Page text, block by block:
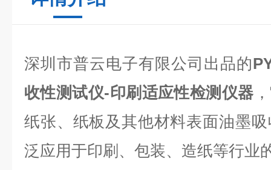
深圳市普云电子有限公司出品的
收性测试仪-印刷适应性检测仪器
纸张、纸板及其他材料表面油墨
泛应用于印刷、包装、造纸等行业